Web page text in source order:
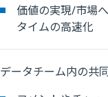
価値の実現/市場
タイムの高速化
データチーム内の共